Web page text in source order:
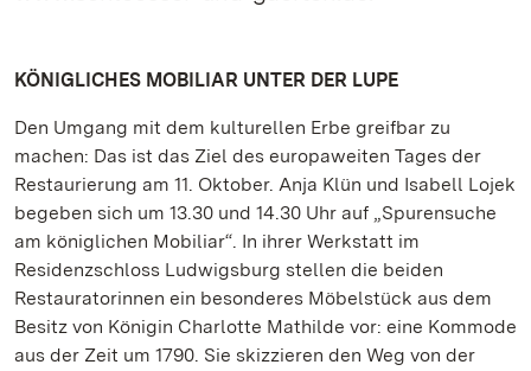
KÖNIGLICHES MOBILIAR UNTER DER LUPE
Den Umgang mit dem kulturellen Erbe greifbar zu
machen: Das ist das Ziel des europaweiten Tages der
Restaurierung am 11. Oktober. Anja Klün und Isabell Lojek
begeben sich um 13.30 und 14.30 Uhr auf „Spurensuche
am königlichen Mobiliar“. In ihrer Werkstatt im
Residenzschloss Ludwigsburg stellen die beiden
Restauratorinnen ein besonderes Möbelstück aus dem
Besitz von Königin Charlotte Mathilde vor: eine Kommode
aus der Zeit um 1790. Sie skizzieren den Weg von der